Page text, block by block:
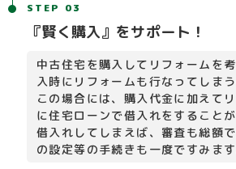
STEP 03
『賢く購入』をサポート！
中古住宅を購入してリフォームを
入時にリフォームも行なってしま
この場合には、購入代金に加えて
に住宅ローンで借入れをすること
借入れしてしまえば、審査も総額
の設定等の手続きも一度ですみます